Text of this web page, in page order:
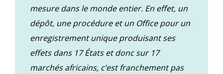
mesure dans le monde entier. En effet, un
dépôt, une procédure et un Office pour un
enregistrement unique produisant ses
effets dans 17 États et donc sur 17
marchés africains, c’est franchement pas